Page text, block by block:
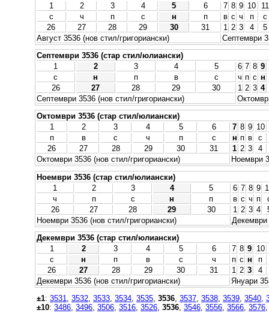
1
2 3 4 5 6 7 8 9 10
11
с
ч п с н п в с ч п
с
26
27 28 29 30 31 1 2 3 4
5
Август 3536 (нов стил/григориански)
Септември
Септември 3536 (стар стил/юлиански)
1
2 3 4 5 6 7 8 9
с
н п в с ч п с н
26
27 28 29 30 1 2 3 4
Септември 3536 (нов стил/григориански)
Октомври 3536 (стар стил/юлиански)
1
2 3 4 5 6 7 8 9 10
п
в с ч п с н п в
с
26
27 28 29 30 31 1 2 3
4
Октомври 3536 (нов стил/григориански)
Ноември
Ноември 3536 (стар стил/юлиански)
1
2 3 4 5 6 7 8 9
ч
п с н п в с ч п
26
27 28 29 30 1 2 3 4
Ноември 3536 (нов стил/григориански)
Декември
Декември 3536 (стар стил/юлиански)
1
2 3 4 5 6 7 8 9 10
с
н п в с ч п с н
п
26
27 28 29 30 31 1 2 3
4
Декември 3536 (нов стил/григориански)
Януари
±1: 3531 3532 3533 3534 3535 3536 3537 3538 3539 3540
±10: 3486 3496 3506 3516 3526 3536 3546 3556 3566 3576